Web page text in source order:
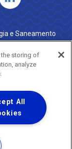
e Saneamento
·
Reservados.
the storing of
analyze
All